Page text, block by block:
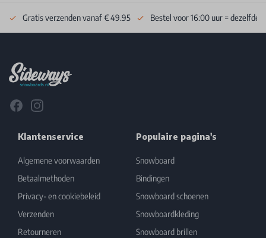
Gratis verzenden vanaf € 49.95 Bestel voor 16:00 uur = dezelfde
FacebookInstagram
Klantenservice
Algemene voorwaarden
Betaalmethoden
Privacy- en cookiebeleid
Verzenden
Retourneren
Populaire pagina's
Snowboard
Bindingen
Snowboard schoenen
Snowboardkleding
Snowboard brillen